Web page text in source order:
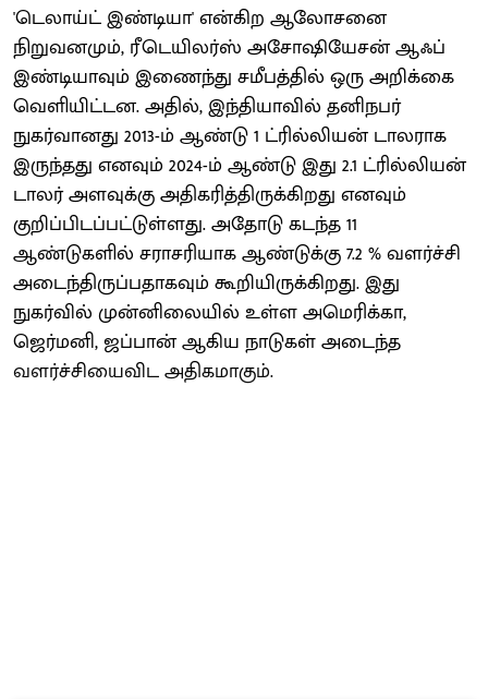
'டெலாய்ட் இண்டியா' என்கிற ஆலோசனை
நிறுவனமும், ரீடெயிலர்ஸ் அசோஷியேசன் ஆஃப்
இண்டியாவும் இணைந்து சமீபத்தில் ஒரு அறிக்கை
வெளியிட்டன. அதில், இந்தியாவில் தனிநபர்
நுகர்வானது 2013-ம் ஆண்டு 1 ட்ரில்லியன் டாலராக
இருந்தது எனவும் 2024-ம் ஆண்டு இது 2.1 ட்ரில்லியன்
டாலர் அளவுக்கு அதிகரித்திருக்கிறது எனவும்
குறிப்பிடப்பட்டுள்ளது. அதோடு கடந்த 11
ஆண்டுகளில் சராசரியாக ஆண்டுக்கு 7.2 % வளர்ச்சி
அடைந்திருப்பதாகவும் கூறியிருக்கிறது. இது
நுகர்வில் முன்னிலையில் உள்ள அமெரிக்கா,
ஜெர்மனி, ஜப்பான் ஆகிய நாடுகள் அடைந்த
வளர்ச்சியைவிட அதிகமாகும்.